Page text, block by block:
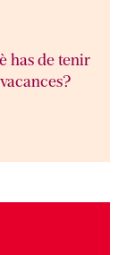
has de tenir